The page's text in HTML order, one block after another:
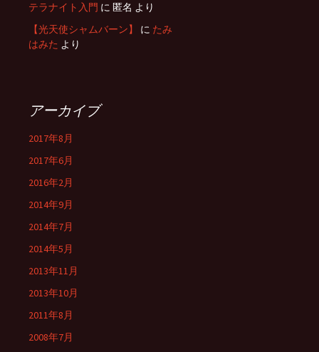
テラナイト入門 に 匿名 より
【光天使シャムバーン】
に たみ
はみた より
アーカイブ
2017年8月
2017年6月
2016年2月
2014年9月
2014年7月
2014年5月
2013年11月
2013年10月
2011年8月
2008年7月